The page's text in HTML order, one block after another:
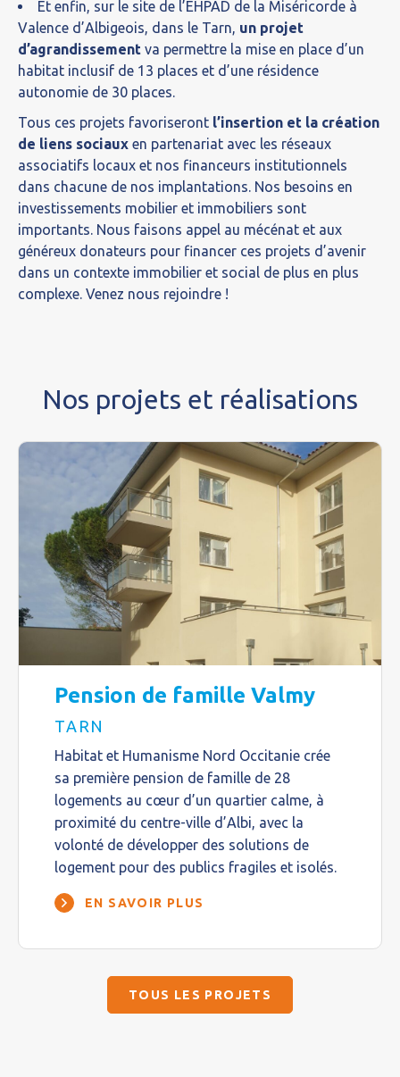
Et enfin, sur le site de l’EHPAD de la Miséricorde à
Valence d’Albigeois, dans le Tarn, un projet
d’agrandissement va permettre la mise en place d’un
habitat inclusif de 13 places et d’une résidence
autonomie de 30 places.
Tous ces projets favoriseront l’insertion et la création
de liens sociaux en partenariat avec les réseaux
associatifs locaux et nos financeurs institutionnels
dans chacune de nos implantations. Nos besoins en
investissements mobilier et immobiliers sont
importants. Nous faisons appel au mécénat et aux
généreux donateurs pour financer ces projets d’avenir
dans un contexte immobilier et social de plus en plus
complexe. Venez nous rejoindre !
Nos projets et réalisations
Pension de famille Valmy
TARN
Habitat et Humanisme Nord Occitanie crée
sa première pension de famille de 28
logements au cœur d’un quartier calme, à
proximité du centre-ville d’Albi, avec la
volonté de développer des solutions de
logement pour des publics fragiles et isolés.
EN SAVOIR PLUS
TOUS LES PROJETS